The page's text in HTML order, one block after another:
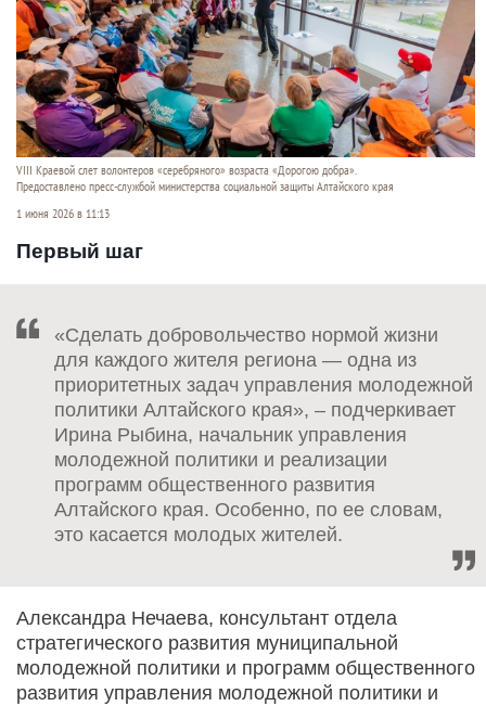
VIII Краевой слет волонтеров «серебряного» возраста «Дорогою добра».
Предоставлено пресс-службой министерства социальной защиты Алтайского края
1 июня 2026 в 11:13
Первый шаг
«Сделать добровольчество нормой жизни
для каждого жителя региона — одна из
приоритетных задач управления молодежной
политики Алтайского края», – подчеркивает
Ирина Рыбина, начальник управления
молодежной политики и реализации
программ общественного развития
Алтайского края. Особенно, по ее словам,
это касается молодых жителей.
Александра Нечаева, консультант отдела
стратегического развития муниципальной
молодежной политики и программ общественного
развития управления молодежной политики и